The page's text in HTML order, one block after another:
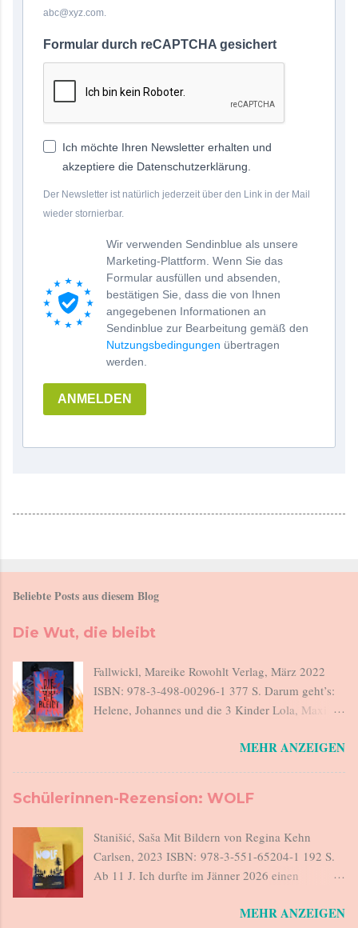
abc@xyz.com.
Formular durch reCAPTCHA gesichert
Ich möchte Ihren Newsletter erhalten und
akzeptiere die Datenschutzerklärung.
Der Newsletter ist natürlich jederzeit über den Link in der Mail
wieder stornierbar.
Wir verwenden Sendinblue als unsere
Marketing-Plattform. Wenn Sie das
Formular ausfüllen und absenden,
bestätigen Sie, dass die von Ihnen
angegebenen Informationen an
Sendinblue zur Bearbeitung gemäß den
Nutzungsbedingungen übertragen
werden.
ANMELDEN
Beliebte Posts aus diesem Blog
Die Wut, die bleibt
Fallwickl, Mareike Rowohlt Verlag, März 2022
ISBN: 978-3-498-00296-1 377 S. Darum geht’s:
Helene, Johannes und die 3 Kinder Lola, Maxi
Johannes sagt „Haben wir kein Salz“, steht
Ende. Johannes verlässt morgens um 6 das Haus,
Hause. Helene ist in der Zwischenzeit
verantwortlich für eine rebellische Teenager-
Tochter, für ein forderndes Kindergartenkind und
Wohnung, die sie versucht, sauber zu halten und
MEHR ANZEIGEN
Schülerinnen-Rezension: WOLF
Stanišić, Saša Mit Bildern von Regina Kehn
Carlsen, 2023 ISBN: 978-3-551-65204-1 192 S.
Ab 11 J. Ich durfte im Jänner 2026 einen
Bookstagram und co' im Bundesrealgymnasium
MEHR ANZEIGEN